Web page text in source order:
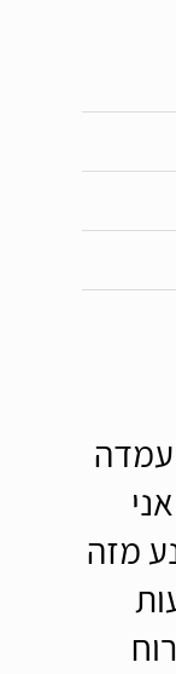
עמדה
מזה